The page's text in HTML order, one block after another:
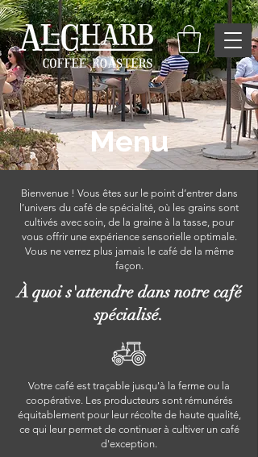
Menu
Bienvenue ! Vous êtes sur le point d’entrer dans
l’univers du café de spécialité, où les grains sont
cultivés avec soin, de la graine à la tasse, pour
vous offrir une expérience sensorielle optimale.
Vous ne verrez plus jamais le café de la même
façon.
À quoi s'attendre dans notre café
spécialisé.
Votre café est traçable jusqu'à la ferme ou la
coopérative. Les producteurs sont rémunérés
équitablement pour leur récolte de haute qualité,
ce qui leur permet de continuer à cultiver un café
d'exception.